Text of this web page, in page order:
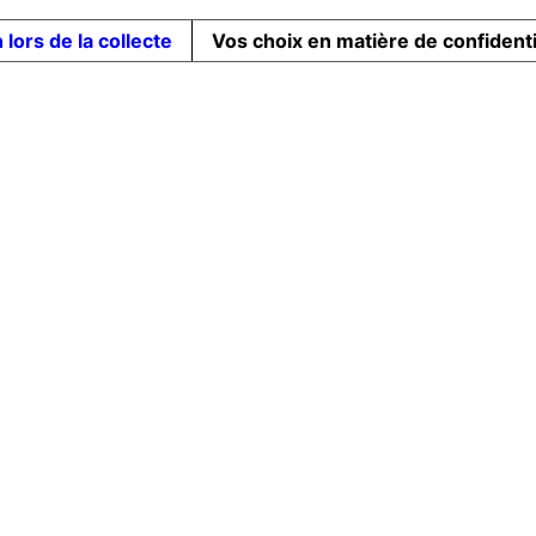
lors de la collecte Vos choix en matière de